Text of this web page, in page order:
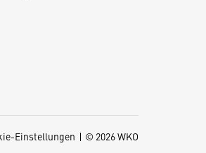
Einstellungen © 2026 WKO